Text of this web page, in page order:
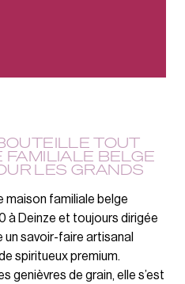
TOUT
FAMILIALE BELGE
LES GRANDS
maison familiale belge
à Deinze et toujours dirigée
un savoir-faire artisanal
spiritueux premium.
genièvres de grain, elle s’est